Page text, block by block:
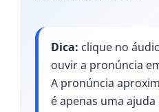
Dica: clique no
ouvir a pronúncia
A pronúncia
é apenas uma